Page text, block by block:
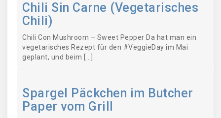
Chili Sin Carne (Vegetarisches
Chili)
Chili Con Mushroom – Sweet Pepper Da hat man ein
vegetarisches Rezept für den #VeggieDay im Mai
geplant, und beim […]
Spargel Päckchen im Butcher
Paper vom Grill